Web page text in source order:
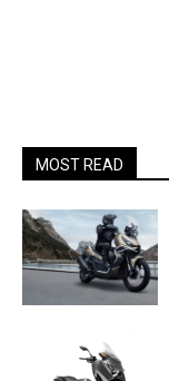
MOST READ